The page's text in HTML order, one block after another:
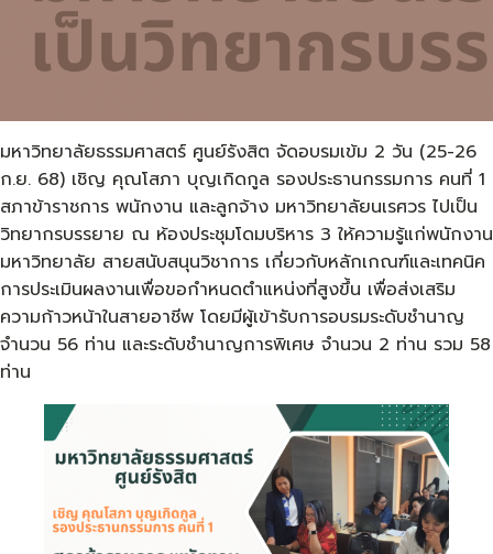
มหาวิทยาลัยธรรมศาสตร์ ศูนย์รังสิต จัดอบรมเข้ม 2 วัน (25-26
ก.ย. 68) เชิญ คุณโสภา บุญเกิดกูล รองประธานกรรมการ คนที่ 1
สภาข้าราชการ พนักงาน และลูกจ้าง มหาวิทยาลัยนเรศวร ไปเป็น
วิทยากรบรรยาย ณ ห้องประชุมโดมบริหาร 3 ให้ความรู้แก่พนักงาน
มหาวิทยาลัย สายสนับสนุนวิชาการ เกี่ยวกับหลักเกณฑ์และเทคนิค
การประเมินผลงานเพื่อขอกำหนดตำแหน่งที่สูงขึ้น เพื่อส่งเสริม
ความก้าวหน้าในสายอาชีพ โดยมีผู้เข้ารับการอบรมระดับชำนาญ
จำนวน 56 ท่าน และระดับชำนาญการพิเศษ จำนวน 2 ท่าน รวม 58
ท่าน